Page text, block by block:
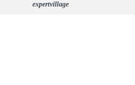
expertvillage